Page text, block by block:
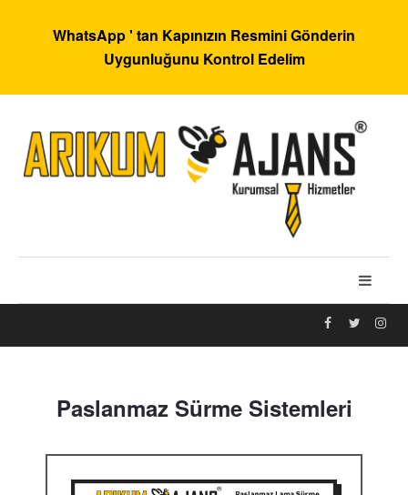
WhatsApp ' tan Kapınızın Resmini Gönderin
Uygunluğunu Kontrol Edelim
Paslanmaz Sürme Sistemleri